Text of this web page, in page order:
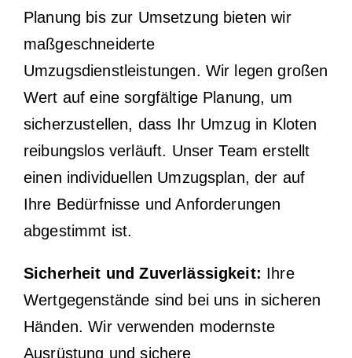
Planung bis zur Umsetzung bieten wir
maßgeschneiderte
Umzugsdienstleistungen. Wir legen großen
Wert auf eine sorgfältige Planung, um
sicherzustellen, dass Ihr Umzug in Kloten
reibungslos verläuft. Unser Team erstellt
einen individuellen Umzugsplan, der auf
Ihre Bedürfnisse und Anforderungen
abgestimmt ist.
Sicherheit und Zuverlässigkeit: Ihre
Wertgegenstände sind bei uns in sicheren
Händen. Wir verwenden modernste
Ausrüstung und sichere